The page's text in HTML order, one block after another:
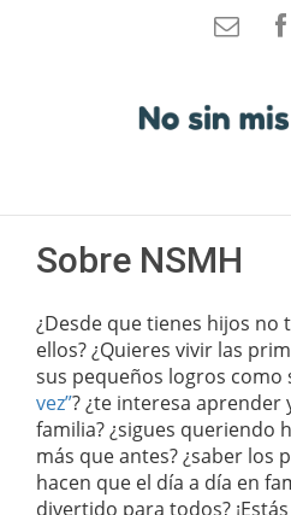
Sobre NSMH
¿Desde que tienes hijos no
ellos? ¿Quieres vivir las
sus pequeños logros como
vez”? ¿te interesa
familia? ¿sigues queriendo
más que antes? ¿saber los
hacen que el día a día en
divertido para todos?